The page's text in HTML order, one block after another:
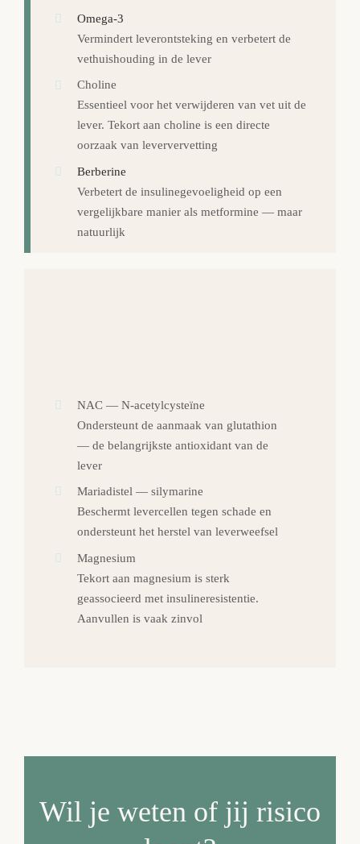
Omega-3
Vermindert leverontsteking en verbetert de
vethuishouding in de lever
Choline
Essentieel voor het verwijderen van vet uit de
lever. Tekort aan choline is een directe
oorzaak van leververvetting
Berberine
Verbetert de insulinegevoeligheid op een
vergelijkbare manier als metformine — maar
natuurlijk
NAC — N-acetylcysteïne
Ondersteunt de aanmaak van glutathion
— de belangrijkste antioxidant van de
lever
Mariadistel — silymarine
Beschermt levercellen tegen schade en
ondersteunt het herstel van leverweefsel
Magnesium
Tekort aan magnesium is sterk
geassocieerd met insulineresistentie.
Aanvullen is vaak zinvol
Wil je weten of jij risico